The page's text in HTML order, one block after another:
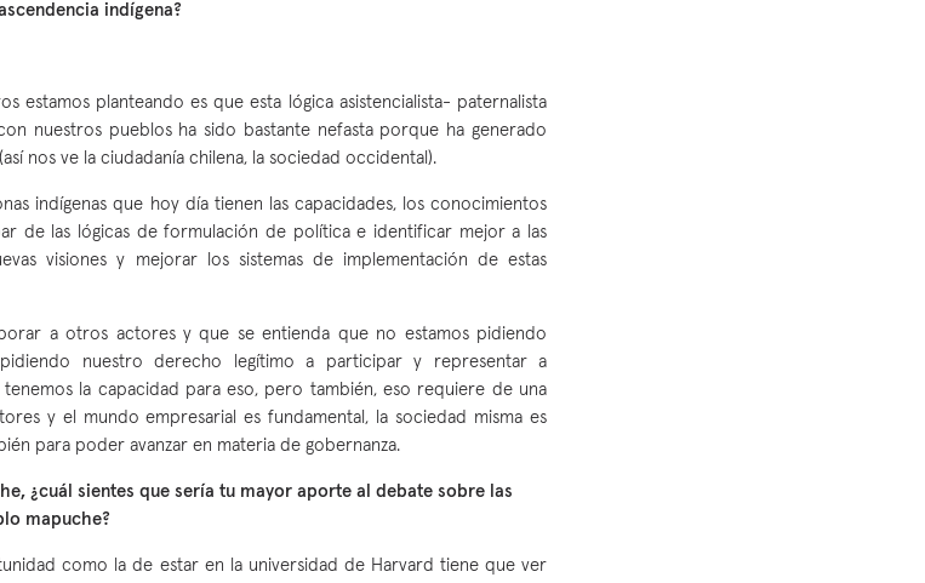
indígena?
estamos planteando es que esta lógica asistencialista- paternalista
nuestros pueblos ha sido bastante nefasta porque ha generado
nos ve la ciudadanía chilena, la sociedad occidental).
indígenas que hoy día tienen las capacidades, los conocimientos
de las lógicas de formulación de política e identificar mejor a las
visiones y mejorar los sistemas de implementación de estas
a otros actores y que se entienda que no estamos pidiendo
pidiendo nuestro derecho legítimo a participar y representar a
la capacidad para eso, pero también, eso requiere de una
y el mundo empresarial es fundamental, la sociedad misma es
para poder avanzar en materia de gobernanza.
¿cuál sientes que sería tu mayor aporte al debate sobre las
mapuche?
como la de estar en la universidad de Harvard tiene que ver